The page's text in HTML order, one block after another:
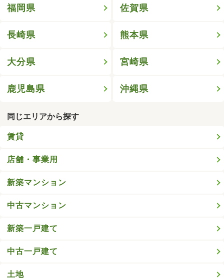
福岡県 佐賀県
長崎県 熊本県
大分県 宮崎県
鹿児島県 沖縄県
同じエリアから探す
賃貸
店舗・事業用
新築マンション
中古マンション
新築一戸建て
中古一戸建て
土地